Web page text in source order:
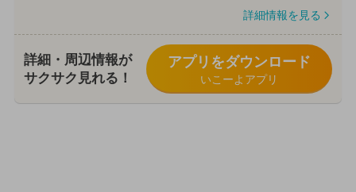
詳細情報を見る
詳細・周辺情報が
サクサク見れる！
アプリをダウンロード
いこーよアプリ